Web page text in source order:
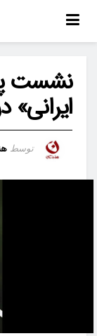
نشست
ایرانی»
توسط